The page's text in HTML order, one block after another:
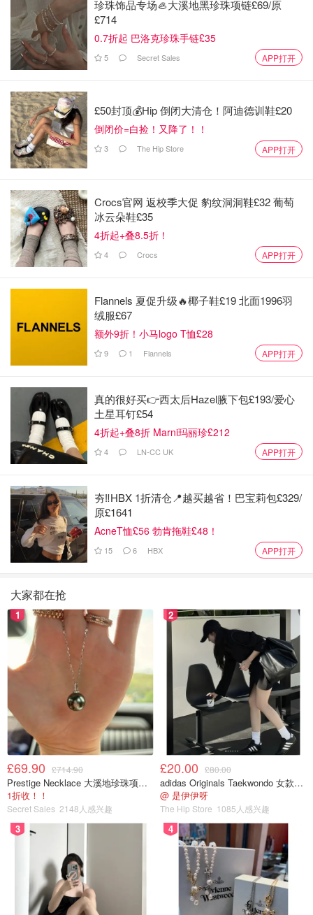
珍珠饰品专场🦪大溪地黑珍珠项链£69/原
£714
0.7折起 巴洛克珍珠手链£35
5 Secret Sales APP打开
£50封顶💰Hip 倒闭大清仓！阿迪德训鞋£20
倒闭价=白捡！又降了！！
3 The Hip Store APP打开
Crocs官网 返校季大促 豹纹洞洞鞋£32 葡萄
冰云朵鞋£35
4折起+叠8.5折！
4 Crocs APP打开
Flannels 夏促升级🔥椰子鞋£19 北面1996羽
绒服£67
额外9折！小马logo T恤£28
9 1 Flannels APP打开
真的很好买👉西太后Hazel腋下包£193/爱心
土星耳钉£54
4折起+叠8折 Marni玛丽珍£212
4 LN-CC UK APP打开
夯‼️HBX 1折清仓📍越买越省！巴宝莉包£329/
原£1641
AcneT恤£56 勃肯拖鞋£48！
15 6 HBX APP打开
大家都在抢
1
£69.90 £714.90
Prestige Necklace 大溪地珍珠项链 10-11mm
1折收！！
Secret Sales 2148人感兴趣
2
£20.00 £80.00
adidas Originals Taekwondo 女款黑色运动鞋
@ 是伊伊呀
The Hip Store 1085人感兴趣
3 4